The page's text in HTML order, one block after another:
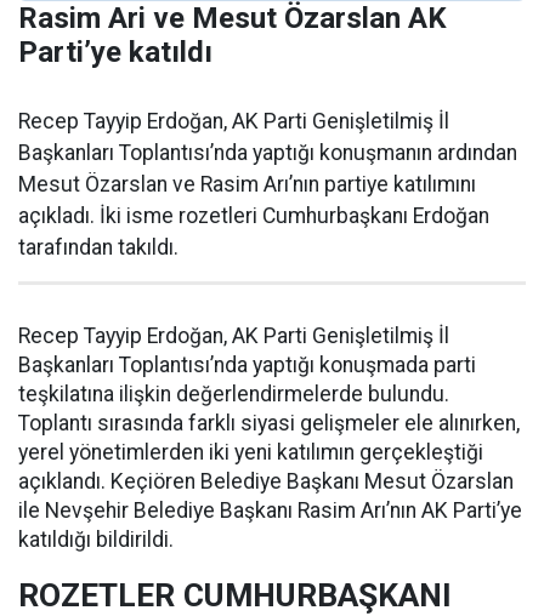
Rasim Ari ve Mesut Özarslan AK
Parti’ye katıldı
Recep Tayyip Erdoğan, AK Parti Genişletilmiş İl
Başkanları Toplantısı’nda yaptığı konuşmanın ardından
Mesut Özarslan ve Rasim Arı’nın partiye katılımını
açıkladı. İki isme rozetleri Cumhurbaşkanı Erdoğan
tarafından takıldı.
Recep Tayyip Erdoğan, AK Parti Genişletilmiş İl
Başkanları Toplantısı’nda yaptığı konuşmada parti
teşkilatına ilişkin değerlendirmelerde bulundu.
Toplantı sırasında farklı siyasi gelişmeler ele alınırken,
yerel yönetimlerden iki yeni katılımın gerçekleştiği
açıklandı. Keçiören Belediye Başkanı Mesut Özarslan
ile Nevşehir Belediye Başkanı Rasim Arı’nın AK Parti’ye
katıldığı bildirildi.
ROZETLER CUMHURBAŞKANI